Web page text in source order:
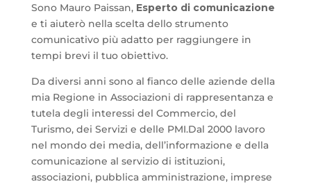
Sono Mauro Paissan, Esperto di comunicazione
e ti aiuterò nella scelta dello strumento
comunicativo più adatto per raggiungere in
tempi brevi il tuo obiettivo.
Da diversi anni sono al fianco delle aziende della
mia Regione in Associazioni di rappresentanza e
tutela degli interessi del Commercio, del
Turismo, dei Servizi e delle PMI.Dal 2000 lavoro
nel mondo dei media, dell’informazione e della
comunicazione al servizio di istituzioni,
associazioni, pubblica amministrazione, imprese